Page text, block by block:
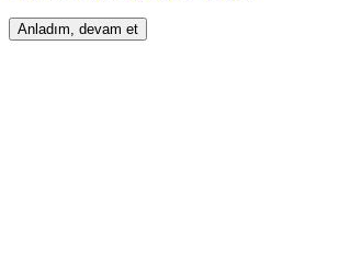
Anladım, devam et